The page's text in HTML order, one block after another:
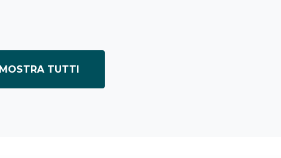
MOSTRA TUTTI